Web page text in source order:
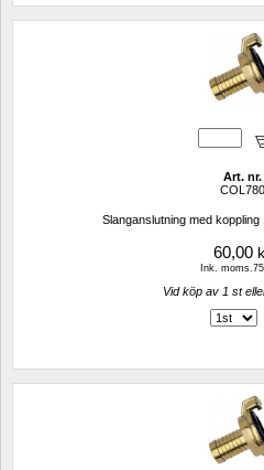
Art. nr.
COL780
Slanganslutning med
60,00
Ink.
Vid köp av 1 st